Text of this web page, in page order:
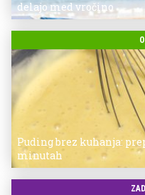
delajo med vročino
Puding brez kuhanja:
minutah